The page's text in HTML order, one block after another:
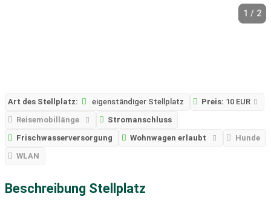
1 / 2
Art des Stellplatz: eigenständiger Stellplatz Preis: 10 EUR
Reisemobillänge
Stromanschluss
Frischwasserversorgung
Wohnwagen erlaubt
Hunde
WLAN
Beschreibung Stellplatz